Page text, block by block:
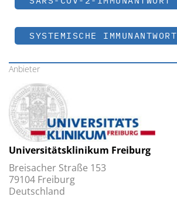
SYSTEMISCHE IMMUNANTWORT
Anbieter
Universitätsklinikum Freiburg
Breisacher Straße 153
79104 Freiburg
Deutschland